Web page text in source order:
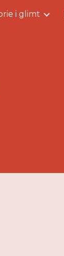
i glimt